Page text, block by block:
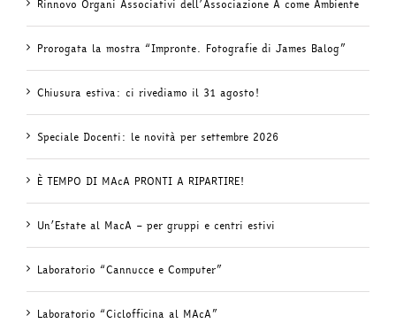
Rinnovo Organi Associativi dell’Associazione A come Ambiente
Prorogata la mostra “Impronte. Fotografie di James Balog”
Chiusura estiva: ci rivediamo il 31 agosto!
Speciale Docenti: le novità per settembre 2026
È TEMPO DI MAcA PRONTI A RIPARTIRE!
Un’Estate al MacA – per gruppi e centri estivi
Laboratorio “Cannucce e Computer”
Laboratorio “Ciclofficina al MAcA”